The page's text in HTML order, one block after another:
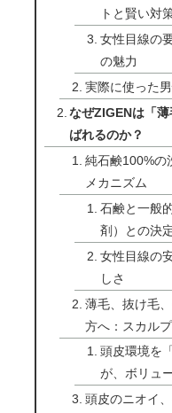
トと賢い対
女性目線の
の魅力
実際に使った
なぜZIGENは「
ばれるのか？
純石鹸100%の
メカニズム
石鹸と一般
剤）との決
女性目線の
しさ
薄毛、抜け毛
方へ：スカル
頭皮環境を
が、ボリュ
頭皮のニオイ